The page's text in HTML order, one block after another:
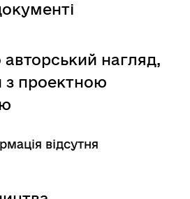
нагляд,
з проектною
відсутня